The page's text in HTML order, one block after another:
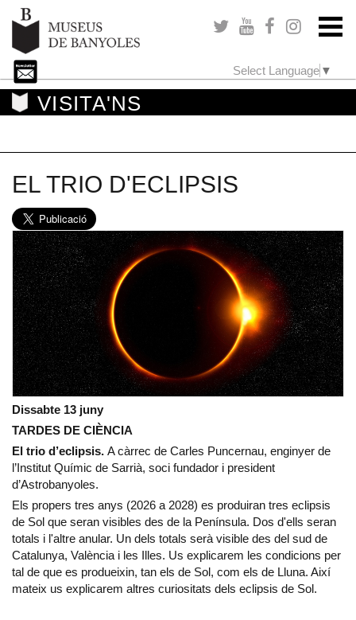
Select Language ▼
VISITA'NS
EL TRIO D'ECLIPSIS
Dissabte 13 juny
TARDES DE CIÈNCIA
El trio d’eclipsis. A càrrec de Carles Puncernau, enginyer de
l’Institut Químic de Sarrià, soci fundador i president
d’Astrobanyoles.
Els propers tres anys (2026 a 2028) es produiran tres eclipsis
de Sol que seran visibles des de la Península. Dos d'ells seran
totals i l'altre anular. Un dels totals serà visible des del sud de
Catalunya, València i les Illes. Us explicarem les condicions per
tal de que es produeixin, tan els de Sol, com els de Lluna. Així
mateix us explicarem altres curiositats dels eclipsis de Sol.